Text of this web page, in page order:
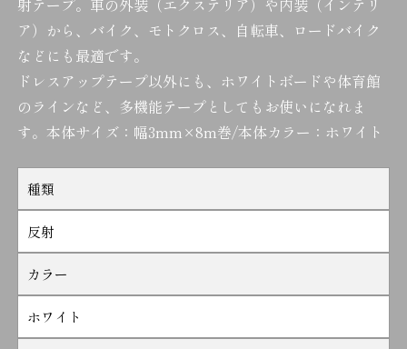
射テープ。車の外装（エクステリア）や内装（インテリ
ア）から、バイク、モトクロス、自転車、ロードバイク
などにも最適です。
ドレスアップテープ以外にも、ホワイトボードや体育館
のラインなど、多機能テープとしてもお使いになれま
す。本体サイズ：幅3mm×8m巻/本体カラー：ホワイト
種類
反射
カラー
ホワイト